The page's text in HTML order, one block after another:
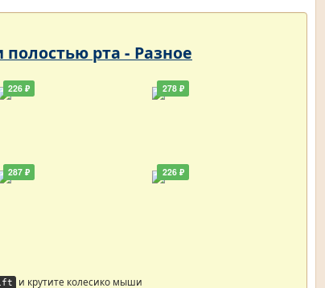
рта - Разное
226 ₽
287 ₽
278 ₽
226 ₽
и крутите колесико мыши